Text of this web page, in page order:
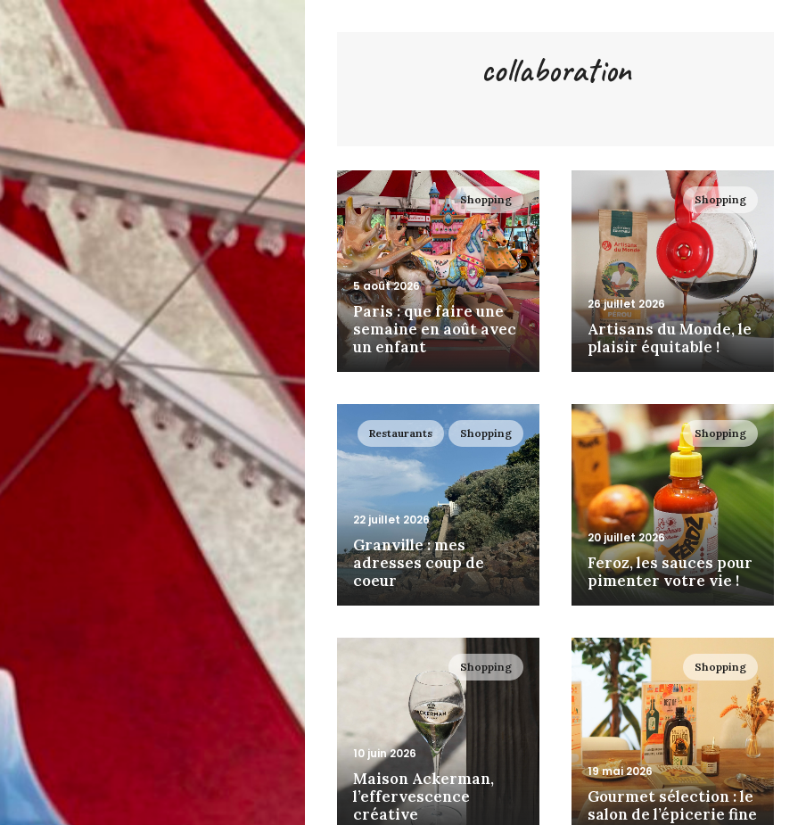
collaboration
Shopping
5 août 2026
Paris : que faire une
semaine en août avec
un enfant
Shopping
26 juillet 2026
Artisans du Monde, le
plaisir équitable !
Restaurants Shopping
22 juillet 2026
Granville : mes
adresses coup de
coeur
Shopping
20 juillet 2026
Feroz, les sauces pour
pimenter votre vie !
Shopping
10 juin 2026
Maison Ackerman,
l’effervescence
créative
Shopping
19 mai 2026
Gourmet sélection : le
salon de l’épicerie fine